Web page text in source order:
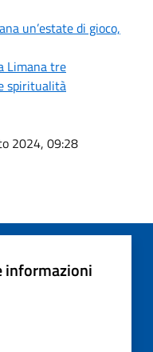
un’estate di gioco,
Limana tre
spiritualità
2024, 09:28
informazioni